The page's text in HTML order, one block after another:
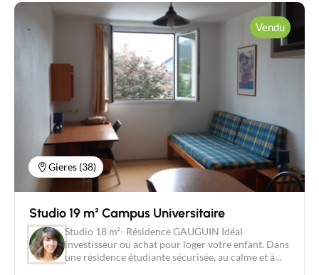
rénovée, de toilettes séparées. L'appartement, très
lumineux, traversant nord/sud offre de superbes
vues sur les massifs et sur le parc arboré de la
copropriété. Double vitrage, volets roulants
électriques, chauffage individuel au gaz,
climatisation des pièces situées au sud.
L'appartement dispose d'une place de parking au
pied de la résidence et il est possible d'acquérir un
garage en sus. Charges : 180 €/ mois (charges
générales + eau froide) Taxe foncière : 2800€/an
Gieres (38)
Vendu
Studio 19 m² Campus Universitaire
Studio 18 m²- Résidence GAUGUIN Idéal
investisseur ou achat pour loger votre enfant. Dans
une résidence étudiante sécurisée, au calme et à